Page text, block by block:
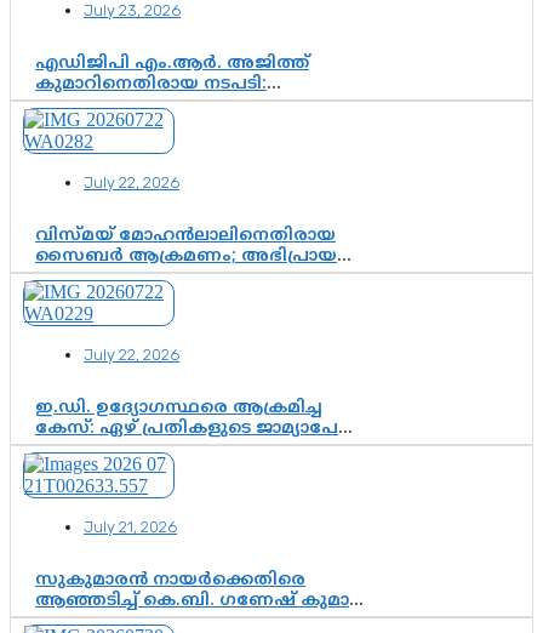
വഴിത്തിരിവ്
July 23, 2026
എഡിജിപി എം.ആർ. അജിത്ത്
കുമാറിനെതിരായ നടപടി:
സസ്പെൻഷനിൽ ഒതുങ്ങുമോ,
അതോ കൂടുതൽ കടുത്ത
നടപടികളിലേക്കോ?
July 22, 2026
വിസ്മയ് മോഹൻലാലിനെതിരായ
സൈബർ ആക്രമണം; അഭിപ്രായ
സ്വാതന്ത്ര്യത്തെ നിശ്ശബ്ദമാക്കുന്ന
ഡിജിറ്റൽ ഗുണ്ടായിസത്തിന് അറുതി
വേണം
July 22, 2026
ഇ.ഡി. ഉദ്യോഗസ്ഥരെ ആക്രമിച്ച
കേസ്: ഏഴ് പ്രതികളുടെ ജാമ്യാപേക്ഷ
വീണ്ടും തള്ളി; അന്വേഷണം തുടരാൻ
കോടതി അനുമതി
July 21, 2026
സുകുമാരൻ നായർക്കെതിരെ
ആഞ്ഞടിച്ച് കെ.ബി. ഗണേഷ് കുമാർ,
വി.ഡി. സതീശന് പൂർണ പിന്തുണ